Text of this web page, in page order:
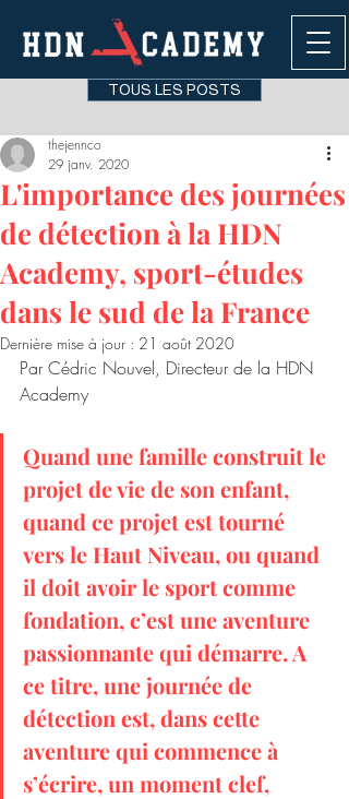
TOUS LES POSTS
L'importance des journées
de détection à la HDN
Academy, sport-études
dans le sud de la France
thejennco
29 janv. 2020
Dernière mise à jour : 21 août 2020
Par Cédric Nouvel, Directeur de la HDN
Academy
Quand une famille construit le
projet de vie de son enfant,
quand ce projet est tourné
vers le Haut Niveau, ou quand
il doit avoir le sport comme
fondation, c’est une aventure
passionnante qui démarre. A
ce titre, une journée de
détection est, dans cette
aventure qui commence à
s’écrire, un moment clef,